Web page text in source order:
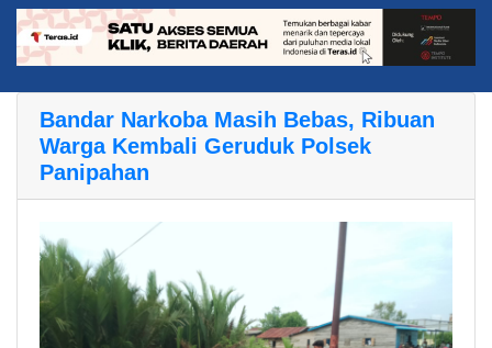
Bandar Narkoba Masih Bebas, Ribuan
Warga Kembali Geruduk Polsek
Panipahan